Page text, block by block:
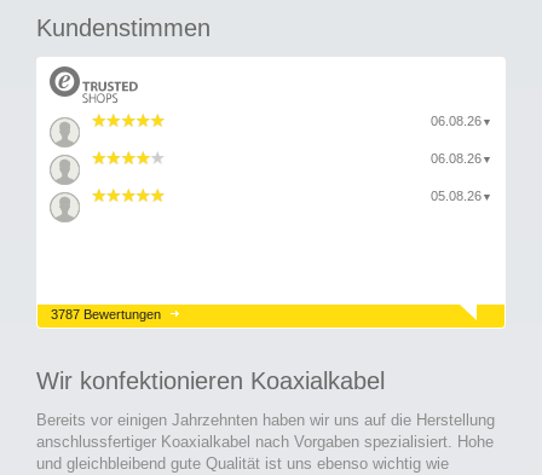
Kundenstimmen
06.08.26 ▼
06.08.26 ▼
05.08.26 ▼
3787 Bewertungen
Wir konfektionieren Koaxialkabel
Bereits vor einigen Jahrzehnten haben wir uns auf die Herstellung
anschlussfertiger Koaxialkabel nach Vorgaben spezialisiert. Hohe
und gleichbleibend gute Qualität ist uns ebenso wichtig wie